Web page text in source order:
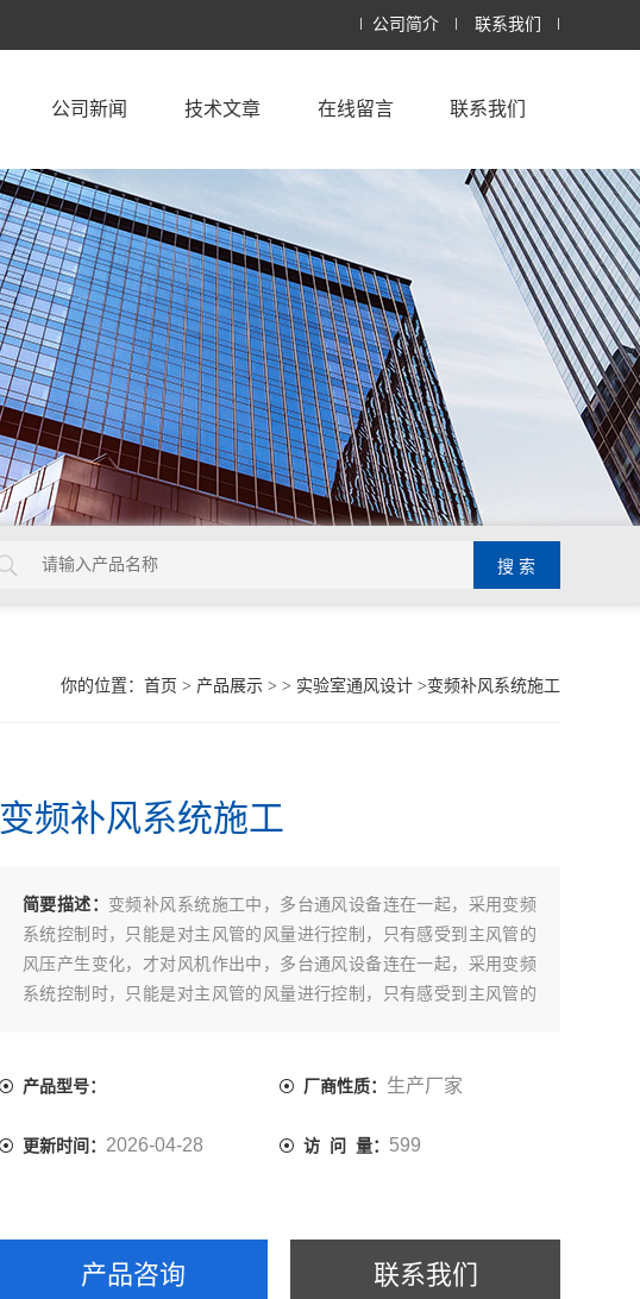
公司简介 联系我们
公司新闻 技术文章 在线留言 联系我们
你的位置： 首页 > 产品展示> > 实验室通风设计>变频补风系统施工
变频补风系统施工
简要描述： 变频补风系统施工中，多台通风设备连在一起，采用变频
系统控制时，只能是对主风管的风量进行控制，只有感受到主风管的
风压产生变化，才对风机作出中，多台通风设备连在一起，采用变频
系统控制时，只能是对主风管的风量进行控制，只有感受到主风管的
产品型号：
厂商性质： 生产厂家
更新时间： 2026-04-28 访 问 量： 599
产品咨询 联系我们